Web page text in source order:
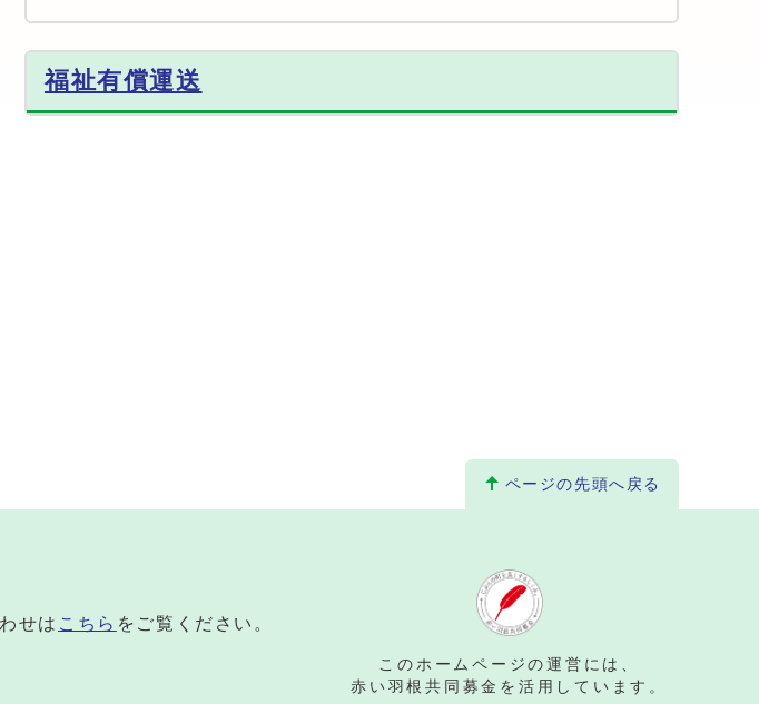
福祉有償運送
ページの先頭へ戻る
せは こちら をご覧ください。
このホームページの運営には、
赤い羽根共同募金を活用しています。